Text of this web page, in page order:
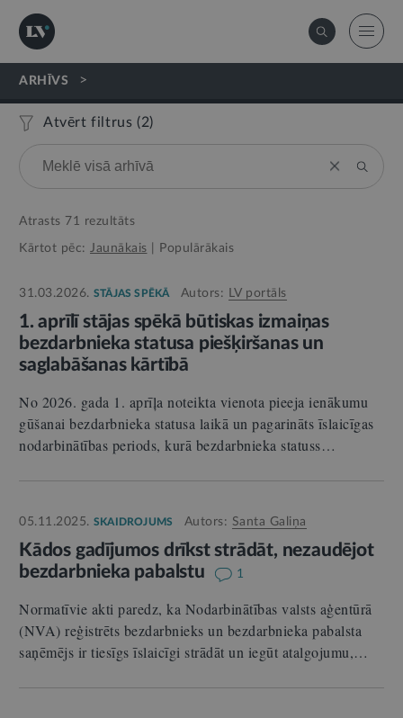
ARHĪVS >
Atvērt filtrus (2)
Atrasts 71 rezultāts
Kārtot pēc: Jaunākais Populārākais
31.03.2026. STĀJAS SPĒKĀ Autors: LV portāls
1. aprīlī stājas spēkā būtiskas izmaiņas
bezdarbnieka statusa piešķiršanas un
saglabāšanas kārtībā
No 2026. gada 1. aprīļa noteikta vienota pieeja ienākumu
gūšanai bezdarbnieka statusa laikā un pagarināts īslaicīgas
nodarbinātības periods, kurā bezdarbnieka statuss…
05.11.2025. SKAIDROJUMS Autors: Santa Galiņa
Kādos gadījumos drīkst strādāt, nezaudējot
bezdarbnieka pabalstu
1
Normatīvie akti paredz, ka Nodarbinātības valsts aģentūrā
(NVA) reģistrēts bezdarbnieks un bezdarbnieka pabalsta
saņēmējs ir tiesīgs īslaicīgi strādāt un iegūt atalgojumu,…